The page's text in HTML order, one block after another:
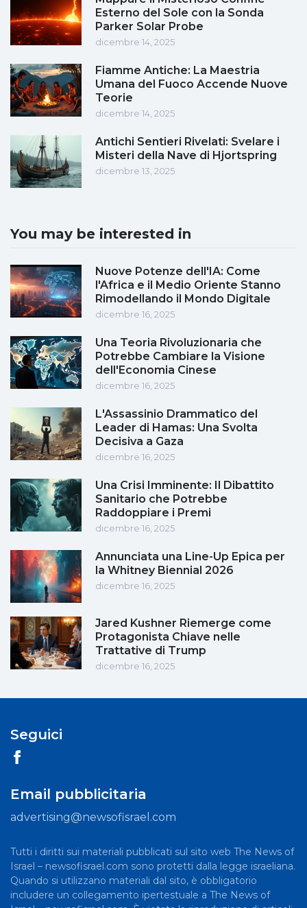
Esterno del Sole con la Sonda
Parker Solar Probe
dicembre 14, 2025
Fiamme Antiche: La Maestria
Umana del Fuoco Accende Nuove
Teorie
dicembre 14, 2025
Antichi Sentieri Rivelati: Svelare i
Misteri della Nave di Hjortspring
dicembre 13, 2025
You may be interested in
Nuove Potenze dell'IA: Come
l'Africa e il Medio Oriente Stanno
Rimodellando il Mondo Digitale
dicembre 16, 2025
Una Teoria Rivoluzionaria che
Potrebbe Cambiare la Visione
dell'Economia Cinese
dicembre 16, 2025
L'Assassinio Drammatico del
Leader di Hamas: Una Svolta
Decisiva a Gaza
dicembre 16, 2025
Una Crisi Imminente: Il Dibattito
Sanitario che Potrebbe
Raddoppiare i Premi
dicembre 16, 2025
Annunciata una Line-Up Epica per
la Whitney Biennial 2026
dicembre 16, 2025
Jared Kushner Riemerge come
Protagonista Chiave nelle
Trattative di Trump
dicembre 16, 2025
Seguici
Email pubblicitaria
advertising@newsofisrael.com
Tutti i diritti sui materiali pubblicati sul sito web The News of
Israel – newsofisrael.com sono protetti dalla legge israeliana.
Quando si utilizzano materiali dal sito, è obbligatorio
includere un collegamento ipertestuale a The News of